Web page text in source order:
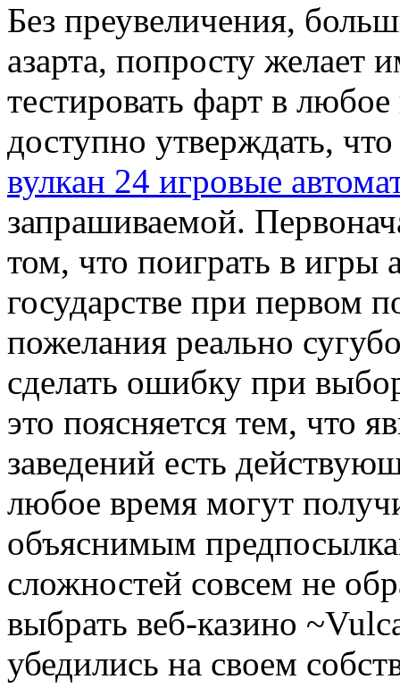
Без преувеличения,
азарта, попросту желает
тестировать фарт в
доступно утверждать,
вулкан 24 игровые
запрашиваемой.
том, что поиграть в игры
государстве при первом
пожелания реально
сделать ошибку при
это поясняется тем, что
заведений есть
любое время могут
объяснимым
сложностей совсем не
выбрать веб-казино
убедились на своем